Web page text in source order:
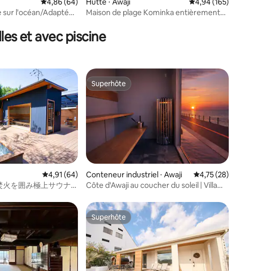
de 14 commentaires : 5 sur 5
Évaluation moyenne sur la base de 64 commentaires : 4,86 sur 5
4,86 (64)
sur l'océan/Adapté
Hutte ⋅ Awaji Évaluation moyenne
4,94 (165)
Maison de plage Kominka entièrement
et avec piscine
de 24 commentaires : 5 sur 5
Évaluation moyenne sur la base de 64 commentaires : 4,91 sur 5
4,91 (64)
を囲み極上サウナ
Superhôte
Superhôte
Conteneur industriel ⋅ Awaji Évaluation moyenne
4,75 (28)
Côte d'Awaji au coucher du soleil | Villa
Superhôte
Superhôte